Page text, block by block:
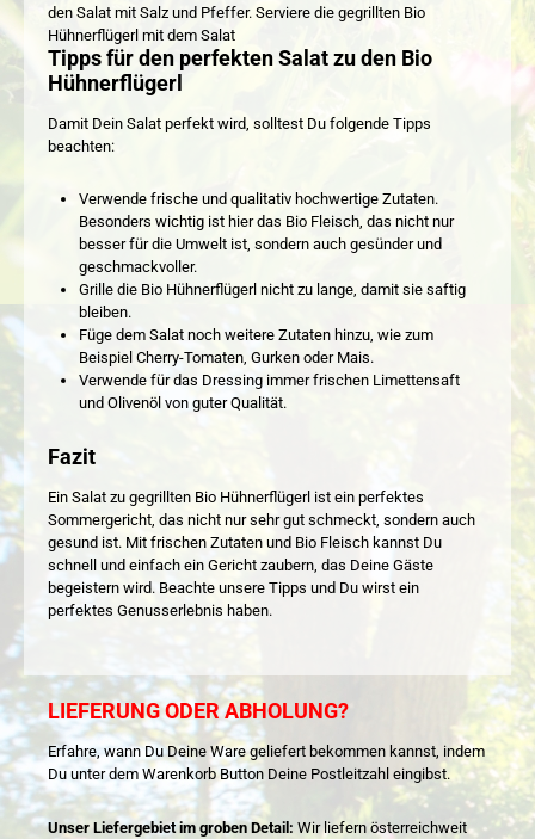
den Salat mit Salz und Pfeffer. Serviere die gegrillten Bio
Hühnerflügerl mit dem Salat
Tipps für den perfekten Salat zu den Bio
Hühnerflügerl
Damit Dein Salat perfekt wird, solltest Du folgende Tipps
beachten:
Verwende frische und qualitativ hochwertige Zutaten.
Besonders wichtig ist hier das Bio Fleisch, das nicht nur
besser für die Umwelt ist, sondern auch gesünder und
geschmackvoller.
Grille die Bio Hühnerflügerl nicht zu lange, damit sie saftig
bleiben.
Füge dem Salat noch weitere Zutaten hinzu, wie zum
Beispiel Cherry-Tomaten, Gurken oder Mais.
Verwende für das Dressing immer frischen Limettensaft
und Olivenöl von guter Qualität.
Fazit
Ein Salat zu gegrillten Bio Hühnerflügerl ist ein perfektes
Sommergericht, das nicht nur sehr gut schmeckt, sondern auch
gesund ist. Mit frischen Zutaten und Bio Fleisch kannst Du
schnell und einfach ein Gericht zaubern, das Deine Gäste
begeistern wird. Beachte unsere Tipps und Du wirst ein
perfektes Genusserlebnis haben.
LIEFERUNG ODER ABHOLUNG?
Erfahre, wann Du Deine Ware geliefert bekommen kannst, indem
Du unter dem Warenkorb Button Deine Postleitzahl eingibst.
Unser Liefergebiet im groben Detail: Wir liefern österreichweit